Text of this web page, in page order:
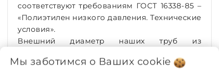
соответствуют требованиям ГОСТ 16338-85 –
«Полиэтилен низкого давления. Технические
условия».
Внешний диаметр наших труб из
мм. Каждая труба имеет специальную
Мы заботимся о Ваших cookie